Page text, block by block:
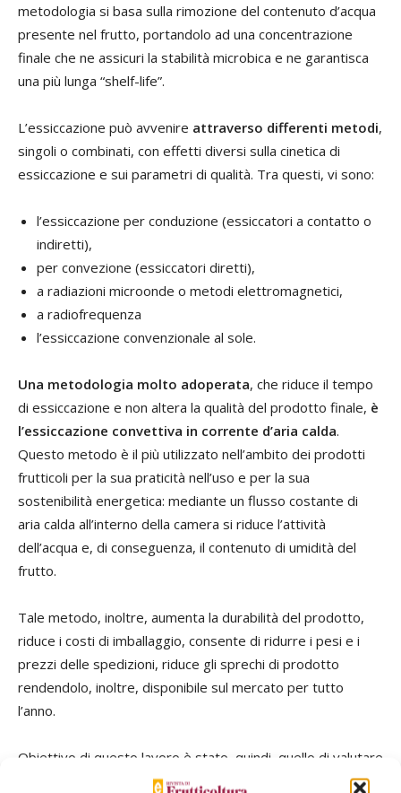
metodologia si basa sulla rimozione del contenuto d’acqua
presente nel frutto, portandolo ad una concentrazione
finale che ne assicuri la stabilità microbica e ne garantisca
una più lunga “shelf-life”.
L’essiccazione può avvenire attraverso differenti metodi,
singoli o combinati, con effetti diversi sulla cinetica di
essiccazione e sui parametri di qualità. Tra questi, vi sono:
l’essiccazione per conduzione (essiccatori a contatto o
indiretti),
per convezione (essiccatori diretti),
a radiazioni microonde o metodi elettromagnetici,
a radiofrequenza
l’essiccazione convenzionale al sole.
Una metodologia molto adoperata, che riduce il tempo
di essiccazione e non altera la qualità del prodotto finale, è
l’essiccazione convettiva in corrente d’aria calda.
Questo metodo è il più utilizzato nell’ambito dei prodotti
frutticoli per la sua praticità nell’uso e per la sua
sostenibilità energetica: mediante un flusso costante di
aria calda all’interno della camera si riduce l’attività
dell’acqua e, di conseguenza, il contenuto di umidità del
frutto.
Tale metodo, inoltre, aumenta la durabilità del prodotto,
riduce i costi di imballaggio, consente di ridurre i pesi e i
prezzi delle spedizioni, riduce gli sprechi di prodotto
rendendolo, inoltre, disponibile sul mercato per tutto
l’anno.
Obiettivo di questo lavoro è stato, quindi, quello di valutare
gli effetti dell’essicazione convettiva in corrente di aria